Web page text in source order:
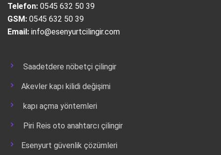
Telefon: 0545 632 50 39
GSM: 0545 632 50 39
Email: info@esenyurtcilingir.com
Saadetdere nöbetçi çilingir
Akevler kapı kilidi değişimi
kapı açma yöntemleri
Piri Reis oto anahtarcı çilingir
Esenyurt güvenlik çözümleri